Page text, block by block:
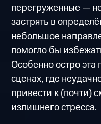
перегруженные —
застрять в
небольшое
помогло бы
Особенно остро эта
сценах, где
привести к (почти)
излишнего стресса.